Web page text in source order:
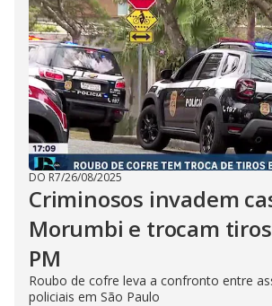
DO R7/26/08/2025
Criminosos invadem
Morumbi e trocam
PM
Roubo de cofre leva a confronto entre
policiais em São Paulo